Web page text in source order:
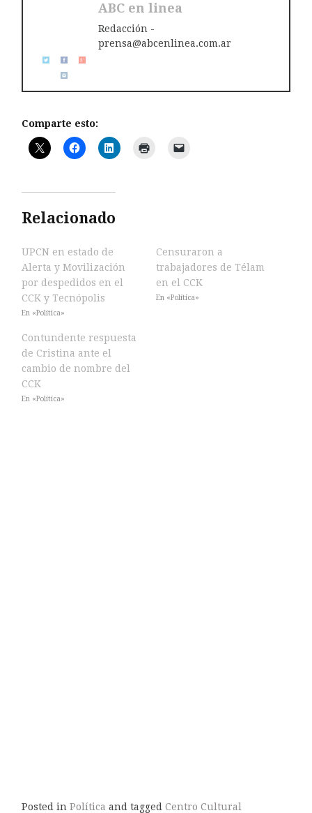
ABC en linea
Redacción -
prensa@abcenlinea.com.ar
Comparte esto:
Relacionado
UPCN en estado de
Alerta y Movilización
por despedidos en el
CCK y Tecnópolis
En «Política»
Censuraron a
trabajadores de Télam
en el CCK
En «Política»
Contundente respuesta
de Cristina ante el
cambio de nombre del
CCK
En «Política»
Posted in Política and tagged Centro Cultural